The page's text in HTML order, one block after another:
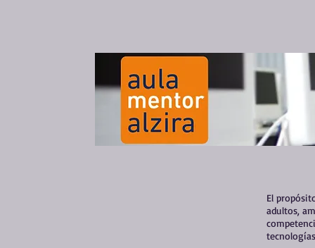
El
adultos,